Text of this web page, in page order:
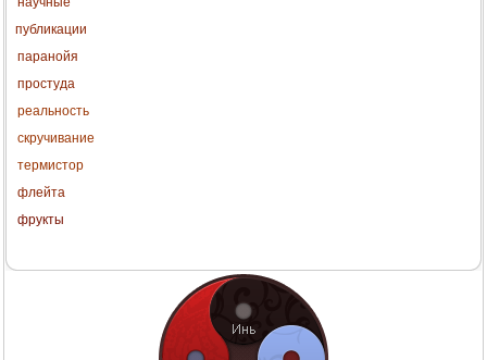
публикации
паранойя
простуда
реальность
скручивание
термистор
флейта
фрукты